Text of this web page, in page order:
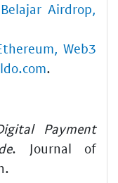
Airdrop,
Web3
.
Payment
. Journal of